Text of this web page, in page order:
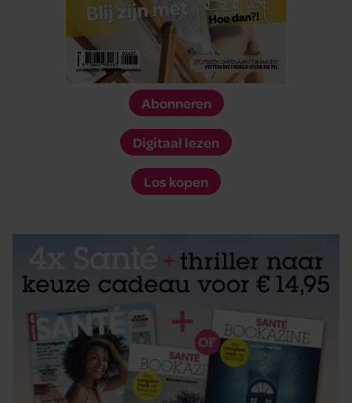
Abonneren
Digitaal lezen
Los kopen